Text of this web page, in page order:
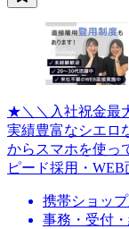
★＼＼入社祝金最
実績豊富なシエロ
からスマホを使っ
ピード採用・
携帯ショップ
事務・受付